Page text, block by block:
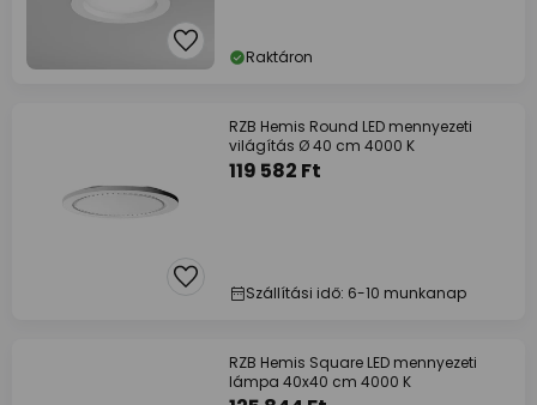
Raktáron
RZB Hemis Round LED mennyezeti
világítás Ø 40 cm 4000 K
119 582 Ft
Szállítási idő: 6-10 munkanap
RZB Hemis Square LED mennyezeti
lámpa 40x40 cm 4000 K